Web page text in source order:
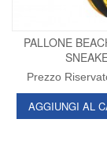
PALLONE
Prezzo
AGGIUNGI AL